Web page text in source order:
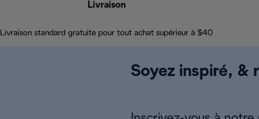
Livraison
Livraison standard gratuite pour tout achat supérieur à $40
Soyez inspiré, &